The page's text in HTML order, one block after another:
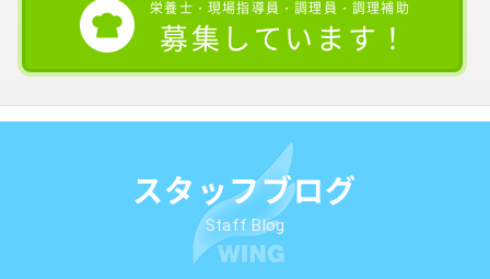
栄養士・現場指導員・調理員・調理補助
募集しています！
スタッフブログ
Staff Blog